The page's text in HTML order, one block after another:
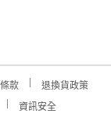
款
退換貨政策
資訊安全